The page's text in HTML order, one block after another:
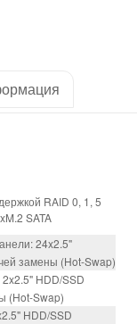
RAID 0, 1, 5
SATA
24x2.5"
замены (Hot-Swap)
HDD/SSD
(Hot-Swap)
HDD/SSD